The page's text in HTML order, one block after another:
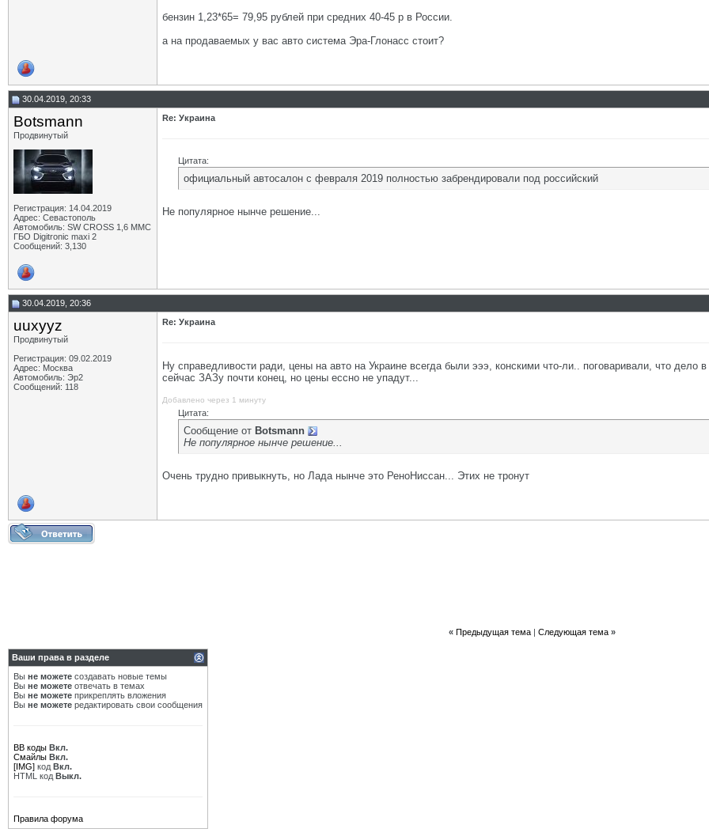
бензин 1,23*65= 79,95 рублей при средних 40-45 р в России.
а на продаваемых у вас авто система Эра-Глонасс стоит?
30.04.2019, 20:33
Botsmann
Продвинутый
Регистрация: 14.04.2019
Адрес: Севастополь
Автомобиль: SW CROSS 1,6 ММС
ГБО Digitronic maxi 2
Сообщений: 3,130
Re: Украина
Цитата:
официальный автосалон с февраля 2019 полностью забрендировали под российский
Не популярное нынче решение...
30.04.2019, 20:36
uuxyyz
Продвинутый
Регистрация: 09.02.2019
Адрес: Москва
Автомобиль: Эр2
Сообщений: 118
Re: Украина
Ну справедливости ради, цены на авто на Украине всегда были эээ, конскими что-ли.. поговаривали, что
сейчас ЗАЗу почти конец, но цены ессно не упадут...
Добавлено через 1 минуту
Цитата:
Сообщение от Botsmann
Не популярное нынче решение...
Очень трудно привыкнуть, но Лада нынче это РеноНиссан... Этих не тронут
« Предыдущая тема| Следующая тема »
Ваши права в разделе
Вы не можете создавать новые темы
Вы не можете отвечать в темах
Вы не можете прикреплять вложения
Вы не можете редактировать свои сообщения
BB коды Вкл.
Смайлы Вкл.
[IMG] код Вкл.
HTML код Выкл.
Правила форума